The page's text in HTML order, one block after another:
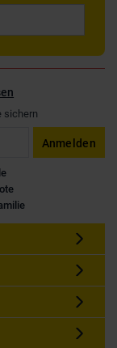
sichern
Anmelden